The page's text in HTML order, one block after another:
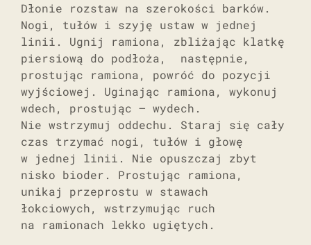
Dłonie rozstaw na szerokości barków.
Nogi, tułów i szyję ustaw w jednej
linii. Ugnij ramiona, zbliżając klatkę
piersiową do podłoża, następnie,
prostując ramiona, powróć do pozycji
wyjściowej. Uginając ramiona, wykonuj
wdech, prostując – wydech.
Nie wstrzymuj oddechu. Staraj się cały
czas trzymać nogi, tułów i głowę
w jednej linii. Nie opuszczaj zbyt
nisko bioder. Prostując ramiona,
unikaj przeprostu w stawach
łokciowych, wstrzymując ruch
na ramionach lekko ugiętych.